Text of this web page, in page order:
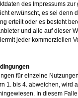
des Impressums zur
erwünscht, es sei denn
erteilt oder es besteht
und alle auf dieser
jeder kommerziellen
für einzelne
1. bis 4. abweichen, wird
In diesem